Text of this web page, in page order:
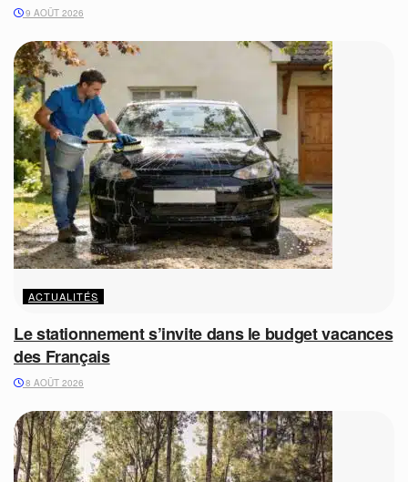
9 AOÛT 2026
ACTUALITÉS
Le stationnement s’invite dans le budget vacances
des Français
8 AOÛT 2026